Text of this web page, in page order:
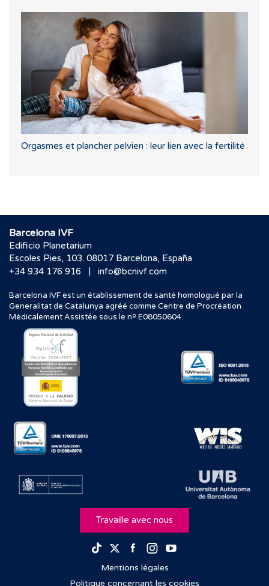
Orgasmes et plancher pelvien : leur lien avec la fertilité
Barcelona IVF
Edificio Planetarium
Escoles Pies, 103. 08017 Barcelona, España
+34 934 176 916
| info@bcnivf.com
Barcelona IVF est un établissement de santé homologué par la
Generalitat de Catalunya agréé comme Centre de Procréation
Médicalement Assistée sous le nº E08050604.
Travaille avec nous
TikTokTwitterFacebook
Instagram
Mentions légales
Politique concernant les cookies